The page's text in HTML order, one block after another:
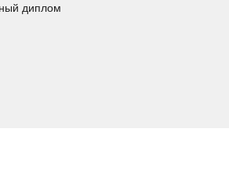
диплом